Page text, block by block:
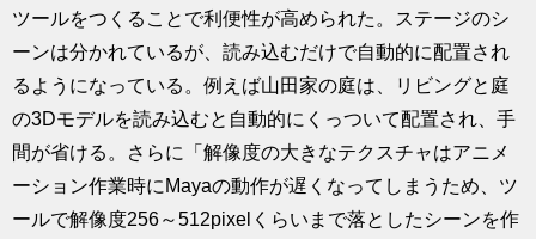
ツールをつくることで利便性が高められた。ステージのシ
ーンは分かれているが、読み込むだけで自動的に配置され
るようになっている。例えば山田家の庭は、リビングと庭
の3Dモデルを読み込むと自動的にくっついて配置され、手
間が省ける。さらに「解像度の大きなテクスチャはアニメ
ーション作業時にMayaの動作が遅くなってしまうため、ツ
ールで解像度256～512pixelくらいまで落としたシーンを作